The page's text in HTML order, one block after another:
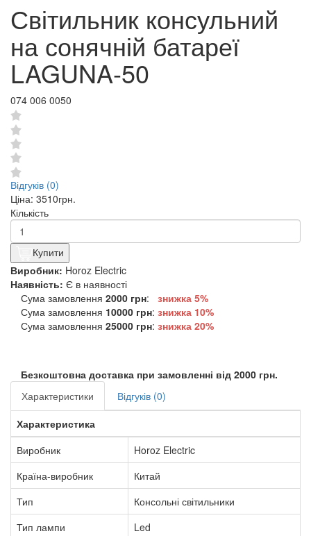
Світильник консульний
на сонячній батареї
LAGUNA-50
074 006 0050
Відгуків (0)
Ціна: 3510грн.
Кількість
Купити
Виробник: Horoz Electric
Наявність: Є в наявності
Сума замовлення 2000 грн:
знижка 5%
Сума замовлення 10000 грн: знижка 10%
Сума замовлення 25000 грн: знижка 20%
Безкоштовна доставка при замовленні від 2000 грн.
Характеристики
Відгуків (0)
Характеристика
Виробник
Horoz Electric
Країна-виробник
Китай
Тип
Консольні світильники
Тип лампи
Led